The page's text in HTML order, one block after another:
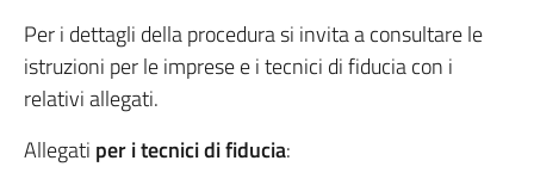
Per i dettagli della procedura si invita a consultare le
istruzioni per le imprese e i tecnici di fiducia con i
relativi allegati.
Allegati per i tecnici di fiducia: